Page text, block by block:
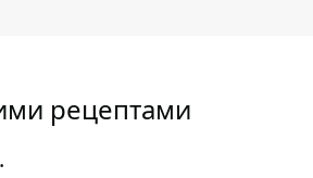
рецептами